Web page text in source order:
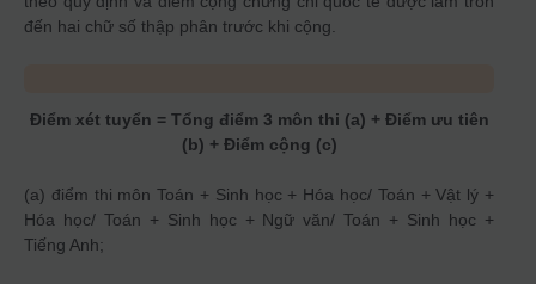
đến hai chữ số thập phân trước khi cộng.
Điểm xét tuyển = Tổng điểm 3 môn thi (a) + Điểm ưu tiên
(b) + Điểm cộng (c)
(a) điểm thi môn Toán + Sinh học + Hóa học/ Toán + Vật lý +
Hóa học/ Toán + Sinh học + Ngữ văn/ Toán + Sinh học +
Tiếng Anh;